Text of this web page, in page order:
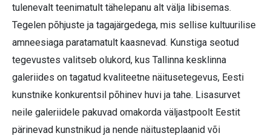
tulenevalt teenimatult tähelepanu alt välja libisemas.
Tegelen põhjuste ja tagajärgedega, mis sellise kultuurilise
amneesiaga paratamatult kaasnevad. Kunstiga seotud
tegevustes valitseb olukord, kus Tallinna kesklinna
galeriides on tagatud kvaliteetne näitusetegevus, Eesti
kunstnike konkurentsil põhinev huvi ja tahe. Lisasurvet
neile galeriidele pakuvad omakorda väljastpoolt Eestit
pärinevad kunstnikud ja nende näitusteplaanid või